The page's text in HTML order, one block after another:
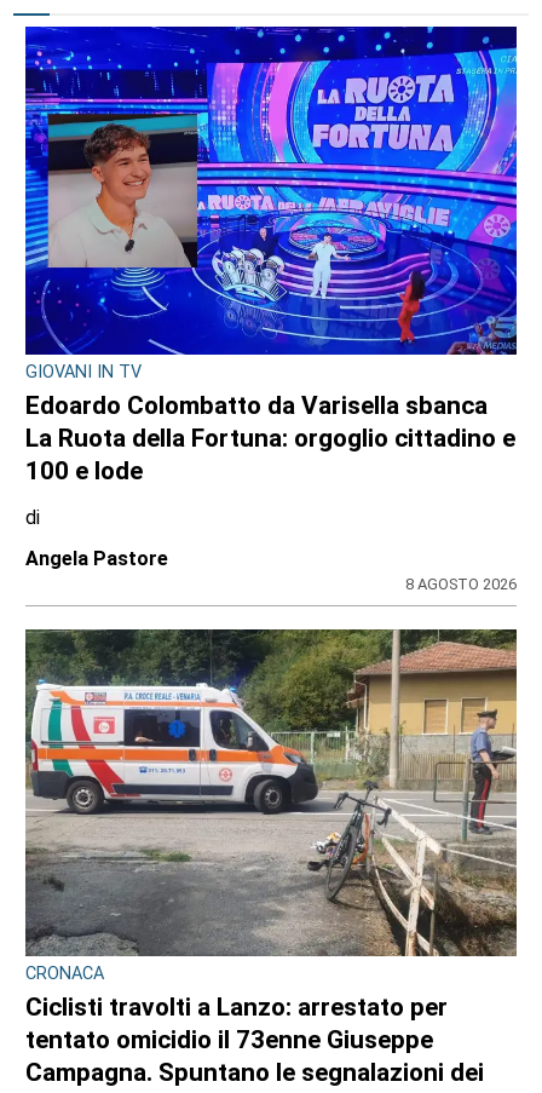
GIOVANI IN TV
Edoardo Colombatto da Varisella sbanca
La Ruota della Fortuna: orgoglio cittadino e
100 e lode
di
Angela Pastore
8 AGOSTO 2026
CRONACA
Ciclisti travolti a Lanzo: arrestato per
tentato omicidio il 73enne Giuseppe
Campagna. Spuntano le segnalazioni dei